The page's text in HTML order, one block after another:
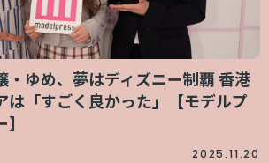
・ゆめ、夢はディズニー制覇 香港
は「すごく良かった」【モデルプ
2025.11.20